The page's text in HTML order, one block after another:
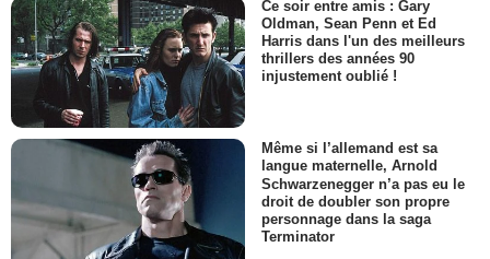
Ce soir entre amis : Gary
Oldman, Sean Penn et Ed
Harris dans l'un des meilleurs
thrillers des années 90
injustement oublié !
Même si l’allemand est sa
langue maternelle, Arnold
Schwarzenegger n’a pas eu le
droit de doubler son propre
personnage dans la saga
Terminator